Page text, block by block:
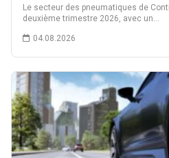
Le secteur des pneumatiques de
deuxième trimestre 2026, avec un…
04.08.2026